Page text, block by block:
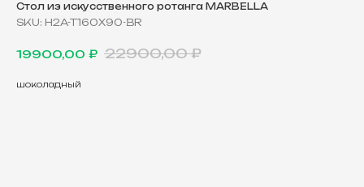
Стол из искусственного ротанга MARBELLA
SKU: H2A-T160X90-BR
19900,00 ₽ 22900,00 ₽
шоколадный